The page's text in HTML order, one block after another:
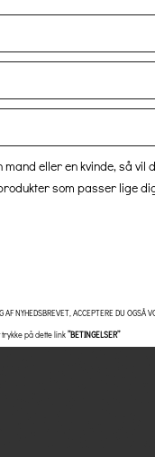
eller en kvinde, så vil
som passer lige
NYHEDSBREVET, ACCEPTERE DU OGSÅ
på dette link”BETINGELSER”